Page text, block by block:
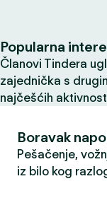
Popularna
Članovi Tindera
zajednička s
najčešćih
Boravak
Pešačenje,
iz bilo kog